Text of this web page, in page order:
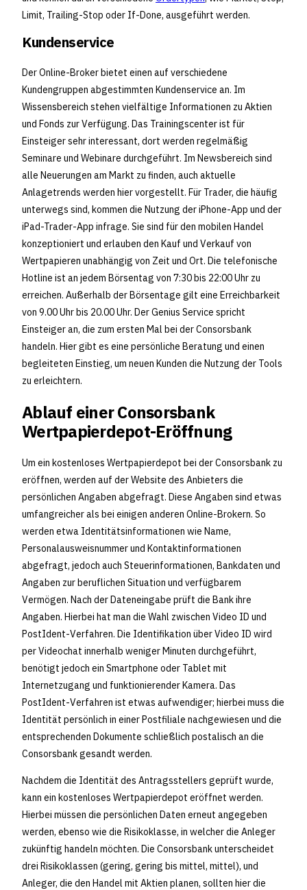
Limit, Trailing-Stop oder If-Done, ausgeführt werden.
Kundenservice
Der Online-Broker bietet einen auf verschiedene
Kundengruppen abgestimmten Kundenservice an. Im
Wissensbereich stehen vielfältige Informationen zu Aktien
und Fonds zur Verfügung. Das Trainingscenter ist für
Einsteiger sehr interessant, dort werden regelmäßig
Seminare und Webinare durchgeführt. Im Newsbereich sind
alle Neuerungen am Markt zu finden, auch aktuelle
Anlagetrends werden hier vorgestellt. Für Trader, die häufig
unterwegs sind, kommen die Nutzung der iPhone-App und der
iPad-Trader-App infrage. Sie sind für den mobilen Handel
konzeptioniert und erlauben den Kauf und Verkauf von
Wertpapieren unabhängig von Zeit und Ort. Die telefonische
Hotline ist an jedem Börsentag von 7:30 bis 22:00 Uhr zu
erreichen. Außerhalb der Börsentage gilt eine Erreichbarkeit
von 9.00 Uhr bis 20.00 Uhr. Der Genius Service spricht
Einsteiger an, die zum ersten Mal bei der Consorsbank
handeln. Hier gibt es eine persönliche Beratung und einen
begleiteten Einstieg, um neuen Kunden die Nutzung der Tools
zu erleichtern.
Ablauf einer Consorsbank
Wertpapierdepot-Eröffnung
Um ein kostenloses Wertpapierdepot bei der Consorsbank zu
eröffnen, werden auf der Website des Anbieters die
persönlichen Angaben abgefragt. Diese Angaben sind etwas
umfangreicher als bei einigen anderen Online-Brokern. So
werden etwa Identitätsinformationen wie Name,
Personalausweisnummer und Kontaktinformationen
abgefragt, jedoch auch Steuerinformationen, Bankdaten und
Angaben zur beruflichen Situation und verfügbarem
Vermögen. Nach der Dateneingabe prüft die Bank ihre
Angaben. Hierbei hat man die Wahl zwischen Video ID und
PostIdent-Verfahren. Die Identifikation über Video ID wird
per Videochat innerhalb weniger Minuten durchgeführt,
benötigt jedoch ein Smartphone oder Tablet mit
Internetzugang und funktionierender Kamera. Das
PostIdent-Verfahren ist etwas aufwendiger; hierbei muss die
Identität persönlich in einer Postfiliale nachgewiesen und die
entsprechenden Dokumente schließlich postalisch an die
Consorsbank gesandt werden.
Nachdem die Identität des Antragsstellers geprüft wurde,
kann ein kostenloses Wertpapierdepot eröffnet werden.
Hierbei müssen die persönlichen Daten erneut angegeben
werden, ebenso wie die Risikoklasse, in welcher die Anleger
zukünftig handeln möchten. Die Consorsbank unterscheidet
drei Risikoklassen (gering, gering bis mittel, mittel), und
Anleger, die den Handel mit Aktien planen, sollten hier die